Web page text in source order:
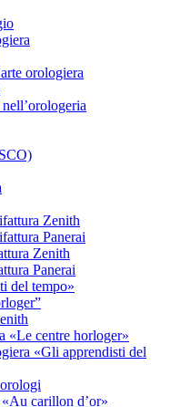
orologiera
Zenith
Panerai
Zenith
Panerai
del tempo»
«Le centre horloger»
«Gli apprendisti del
carillon d’or»